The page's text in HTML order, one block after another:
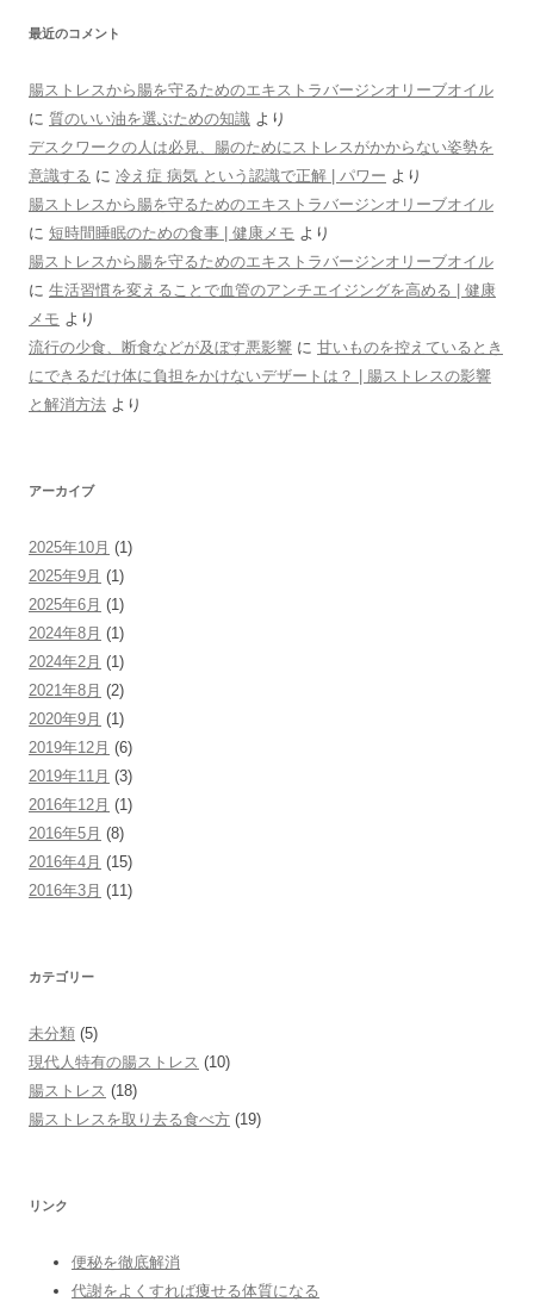
最近のコメント
腸ストレスから腸を守るためのエキストラバージンオリーブオイル
に 質のいい油を選ぶための知識 より
デスクワークの人は必見、腸のためにストレスがかからない姿勢を
意識する に 冷え症 病気 という認識で正解 | パワー より
腸ストレスから腸を守るためのエキストラバージンオリーブオイル
に 短時間睡眠のための食事 | 健康メモ より
腸ストレスから腸を守るためのエキストラバージンオリーブオイル
に 生活習慣を変えることで血管のアンチエイジングを高める | 健康
メモ より
流行の少食、断食などが及ぼす悪影響 に 甘いものを控えているとき
にできるだけ体に負担をかけないデザートは？ | 腸ストレスの影響
と解消方法 より
アーカイブ
2025年10月 (1)
2025年9月 (1)
2025年6月 (1)
2024年8月 (1)
2024年2月 (1)
2021年8月 (2)
2020年9月 (1)
2019年12月 (6)
2019年11月 (3)
2016年12月 (1)
2016年5月 (8)
2016年4月 (15)
2016年3月 (11)
カテゴリー
未分類 (5)
現代人特有の腸ストレス (10)
腸ストレス (18)
腸ストレスを取り去る食べ方 (19)
リンク
便秘を徹底解消
代謝をよくすれば痩せる体質になる